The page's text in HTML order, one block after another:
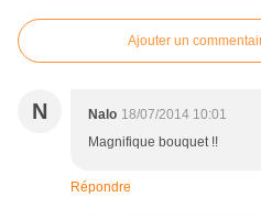
Ajouter un
N Nalo 18/07/2014 10:01
Magnifique bouquet !!
Répondre